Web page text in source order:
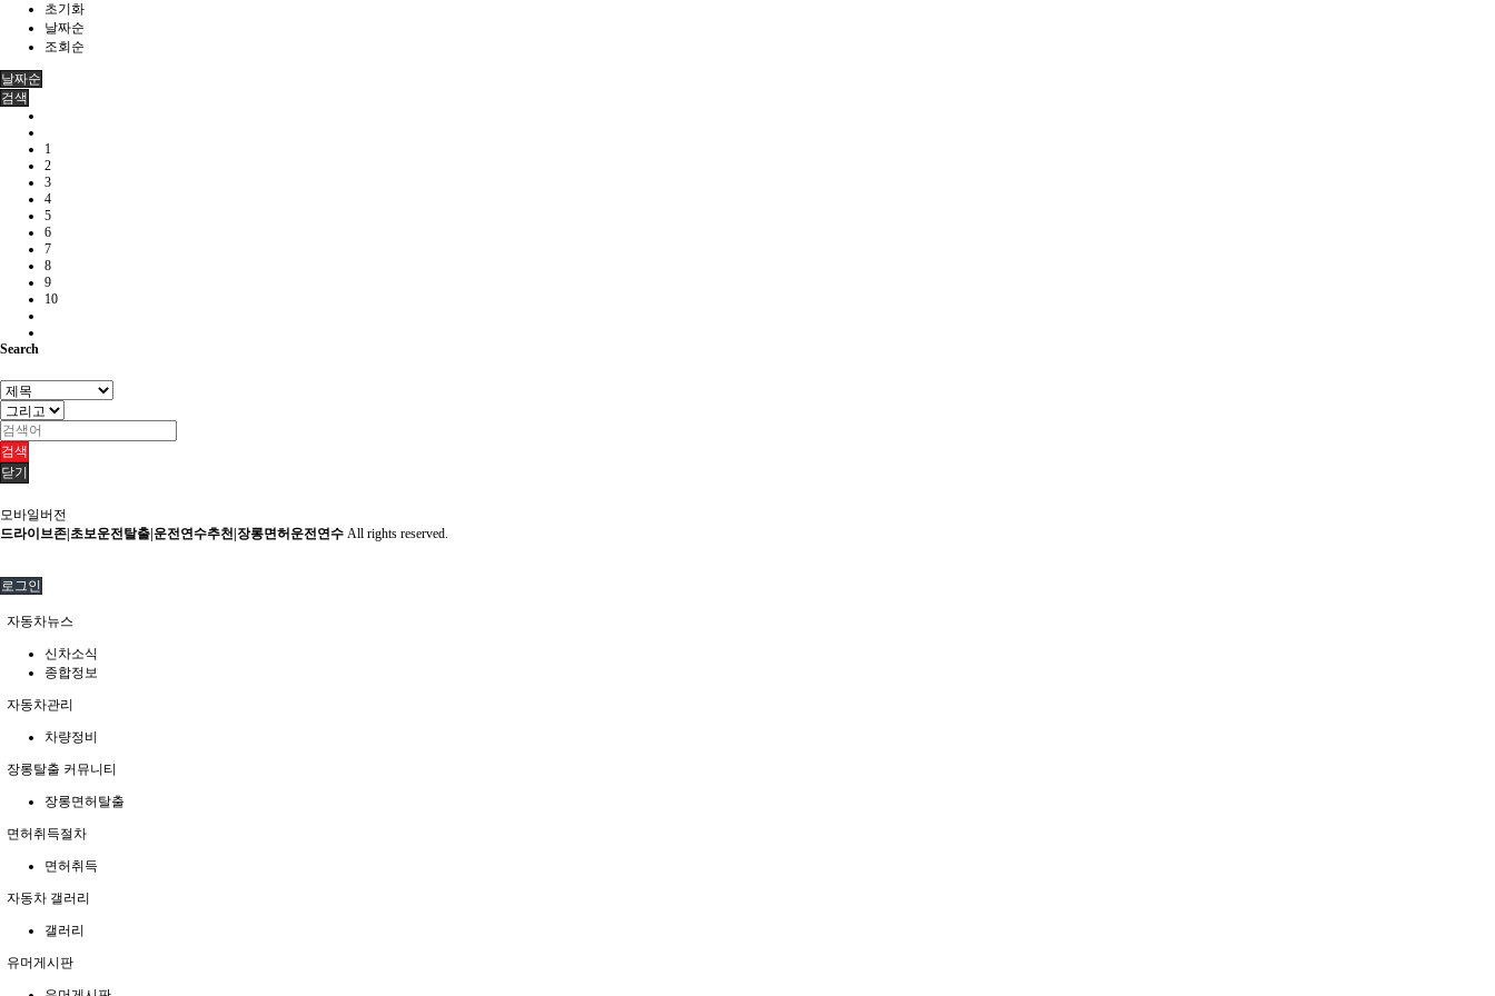
초기화
날짜순
조회순
날짜순
검색
1
2
3
4
5
6
7
8
9
10
Search
검색
닫기
모바일버전
드라이브존|초보운전탈출|운전연수추천|장롱면허운전연수 All rights reserved.
로그인
자동차뉴스
신차소식
종합정보
자동차관리
차량정비
장롱탈출 커뮤니티
장롱면허탈출
면허취득절차
면허취득
자동차 갤러리
갤러리
유머게시판